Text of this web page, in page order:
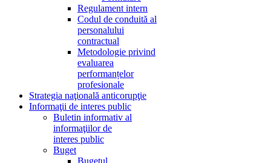
Regulament intern
Codul de conduită al
personalului
contractual
Metodologie privind
evaluarea
performanțelor
profesionale
Strategia naţională anticorupţie
Informaţii de interes public
Buletin informativ al
informaţiilor de
interes public
Buget
Bugetul